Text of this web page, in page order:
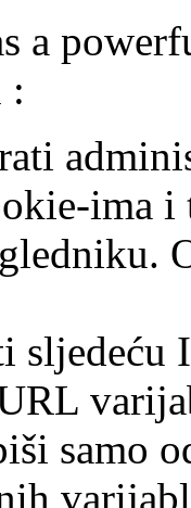
a
:
ima
sljedeću
samo